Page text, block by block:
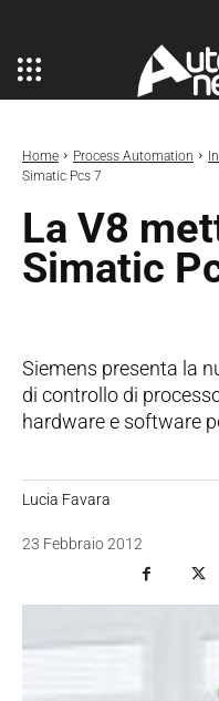
Home Process Automation
Simatic Pcs 7
La V8
Simatic
Siemens presenta la
di controllo di
hardware e software
Lucia Favara
23 Febbraio 2012